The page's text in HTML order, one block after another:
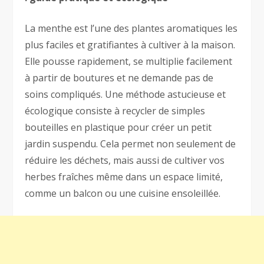
La menthe est l’une des plantes aromatiques les
plus faciles et gratifiantes à cultiver à la maison.
Elle pousse rapidement, se multiplie facilement
à partir de boutures et ne demande pas de
soins compliqués. Une méthode astucieuse et
écologique consiste à recycler de simples
bouteilles en plastique pour créer un petit
jardin suspendu. Cela permet non seulement de
réduire les déchets, mais aussi de cultiver vos
herbes fraîches même dans un espace limité,
comme un balcon ou une cuisine ensoleillée.